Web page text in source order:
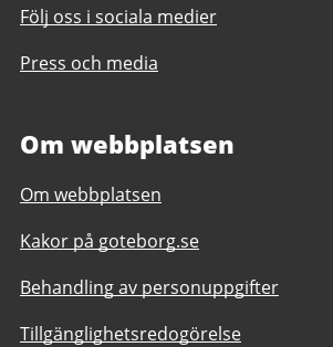
Följ oss i sociala medier
Press och media
Om webbplatsen
Om webbplatsen
Kakor på goteborg.se
Behandling av personuppgifter
Tillgänglighetsredogörelse